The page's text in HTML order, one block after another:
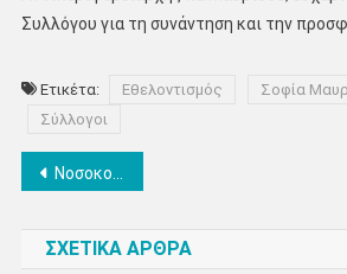
Συλλόγου για τη συνάντηση και την
Ετικέτα: Εθελοντισμός
Σοφία
Σύλλογοι
Πλοήγηση
Νοσοκομείο Κατερίνης: Για πρώτη φορά χορηγήθηκε ανοσοθεραπεία σε ογκολογικό ασθενή
ΣΧΕΤΙΚΑ ΑΡΘΡΑ